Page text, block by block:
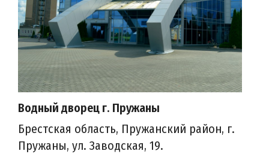
Водный дворец г. Пружаны
Брестская область, Пружанский район, г.
Пружаны, ул. Заводская, 19.